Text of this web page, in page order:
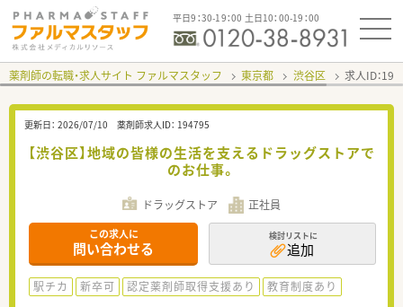
平日9：30-19：00 土日10：00-19：00
薬剤師の転職・求人サイト ファルマスタッフ 東京都 渋谷区 求人ID：
更新日： 2026/07/10 薬剤師求人ID： 194795
【渋谷区】地域の皆様の生活を支えるドラッグストアで
のお仕事。
ドラッグストア 正社員
この求人に
問い合わせる
検討リストに
追加
駅チカ 新卒可 認定薬剤師取得支援あり 教育制度あり